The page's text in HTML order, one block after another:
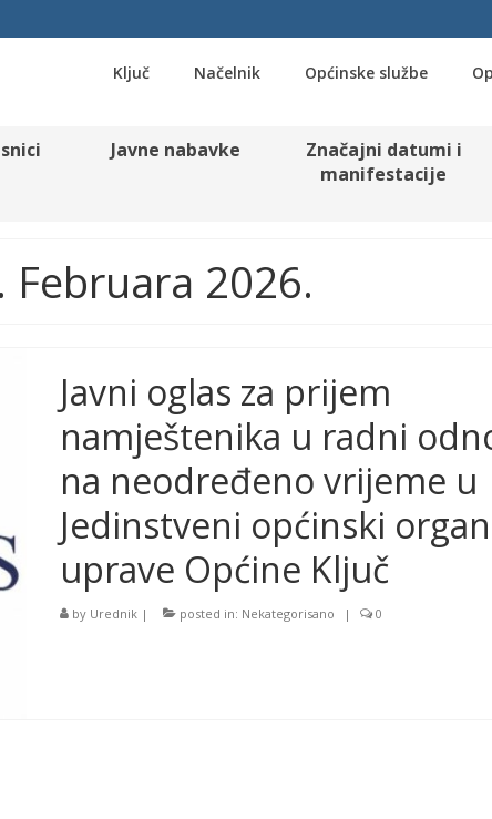
Ključ Načelnik Općinske službe
Javne nabavke
Značajni datumi i
manifestacije
Februara 2026.
Javni oglas za prijem
namještenika u radni
na neodređeno vrijeme u
Jedinstveni općinski organ
uprave Općine Ključ
by Urednik| posted in: Nekategorisano | 0